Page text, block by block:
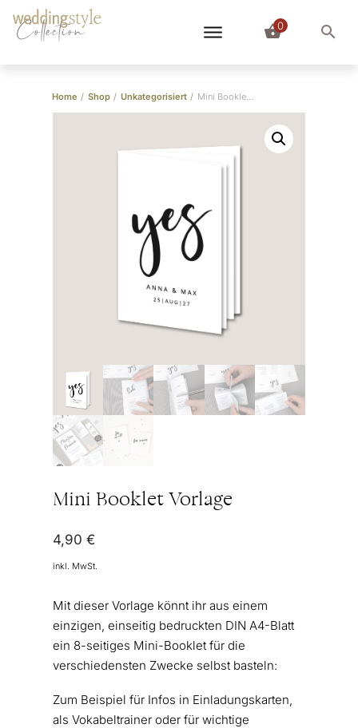
Collection 0
Home / Shop / Unkategorisiert / Mini Booklet Vorlage
Mini Booklet Vorlage
4,90 €
inkl. MwSt.
Mit dieser Vorlage könnt ihr aus einem
einzigen, einseitig bedruckten DIN A4-Blatt
ein 8-seitiges Mini-Booklet für die
verschiedensten Zwecke selbst basteln:
Zum Beispiel für Infos in Einladungskarten,
als Vokabeltrainer oder für wichtige